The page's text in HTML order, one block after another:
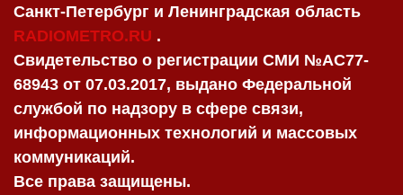
Санкт-Петербург и Ленинградская область
RADIOMETRO.RU .
Свидетельство о регистрации СМИ №AC77-
68943 от 07.03.2017, выдано Федеральной
службой по надзору в сфере связи,
информационных технологий и массовых
коммуникаций.
Все права защищены.